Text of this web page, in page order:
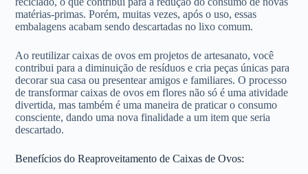
matérias-primas. Porém, muitas vezes, após o uso, essas
embalagens acabam sendo descartadas no lixo comum.
Ao reutilizar caixas de ovos em projetos de artesanato, você
contribui para a diminuição de resíduos e cria peças únicas para
decorar sua casa ou presentear amigos e familiares. O processo
de transformar caixas de ovos em flores não só é uma atividade
divertida, mas também é uma maneira de praticar o consumo
consciente, dando uma nova finalidade a um item que seria
descartado.
Benefícios do Reaproveitamento de Caixas de Ovos: